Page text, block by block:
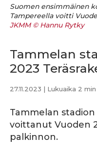
Suomen ensimmäinen
Tampereella voitti
JKMM © Hannu Rytky
Tammelan
2023
27.11.2023 | Lukuaika 2 min
Tammelan
voittanut Vuoden
palkinnon.